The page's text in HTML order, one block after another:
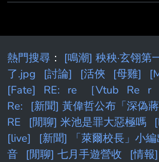
熱門搜尋 ： [鳴潮] 秧秧·玄翎第
了.jpg
[討論] [活俠 [母雞]
[Fate]
RE: re ［Vtub Re r
Re:
[新聞] 黃偉哲公布「深偽
RE
[閒聊] 米池是罪大惡極嗎
[live]
[新聞] 「萊爾校長」小
音
[閒聊] 七月手遊營收
[情報